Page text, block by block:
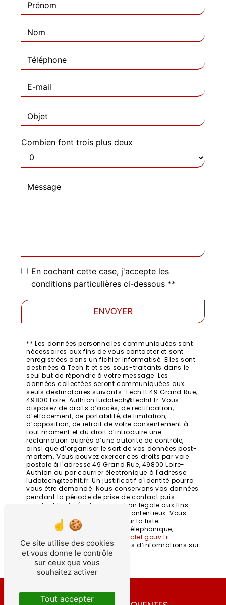
Combien font trois plus deux
En cochant cette case, j'accepte les
conditions particulières ci-dessous **
ENVOYER
** Les données personnelles communiquées sont
nécessaires aux fins de vous contacter et sont
enregistrées dans un fichier informatisé. Elles sont
destinées à Tech It et ses sous-traitants dans le
seul but de répondre à votre message. Les
données collectées seront communiquées aux
seuls destinataires suivants: Tech It 49 Grand Rue,
49800 Loire-Authion ludotech@techit.fr. Vous
disposez de droits d’accès, de rectification,
d’effacement, de portabilité, de limitation,
d’opposition, de retrait de votre consentement à
tout moment et du droit d’introduire une
réclamation auprès d’une autorité de contrôle,
ainsi que d’organiser le sort de vos données post-
mortem. Vous pouvez exercer ces droits par voie
postale à l'adresse 49 Grand Rue, 49800 Loire-
Authion ou par courrier électronique à l'adresse
ludotech@techit.fr. Un justificatif d'identité pourra
vous être demandé. Nous conservons vos données
pendant la période de prise de contact puis
pendant la durée de prescription légale aux fins
probatoires et de gestion des contentieux. Vous
avez le droit de vous inscrire sur la liste
d'opposition au démarchage téléphonique,
Bloctel.gouv.fr.
Consultez le site cnil.fr pour plus d’informations sur
vos droits.
Ce site utilise des cookies
et vous donne le contrôle
sur ceux que vous
souhaitez activer
Tout accepter